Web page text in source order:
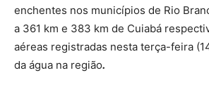
enchentes nos municípios de Rio
a 361 km e 383 km de Cuiabá
aéreas registradas nesta terça-feira
da água na região.